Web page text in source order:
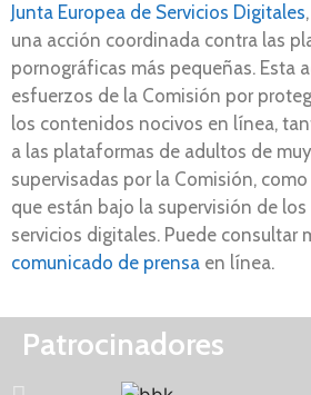
Junta Europea de Servicios Digitales
una acción coordinada contra las
pornográficas más pequeñas. Esta
esfuerzos de la Comisión por
los contenidos nocivos en línea,
a las plataformas de adultos de
supervisadas por la Comisión,
que están bajo la supervisión de
servicios digitales. Puede consultar
comunicado de prensa en línea.
Patrocinadores